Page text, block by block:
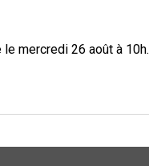
mercredi 26 août à 10h.